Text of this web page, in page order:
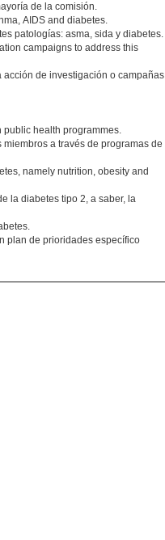
de la comisión.
AIDS and diabetes.
patologías: asma, sida y diabetes.
campaigns to address this
de investigación o campañas
public health programmes.
a través de programas de
namely nutrition, obesity and
la diabetes tipo 2, a saber, la
plan de prioridades específico